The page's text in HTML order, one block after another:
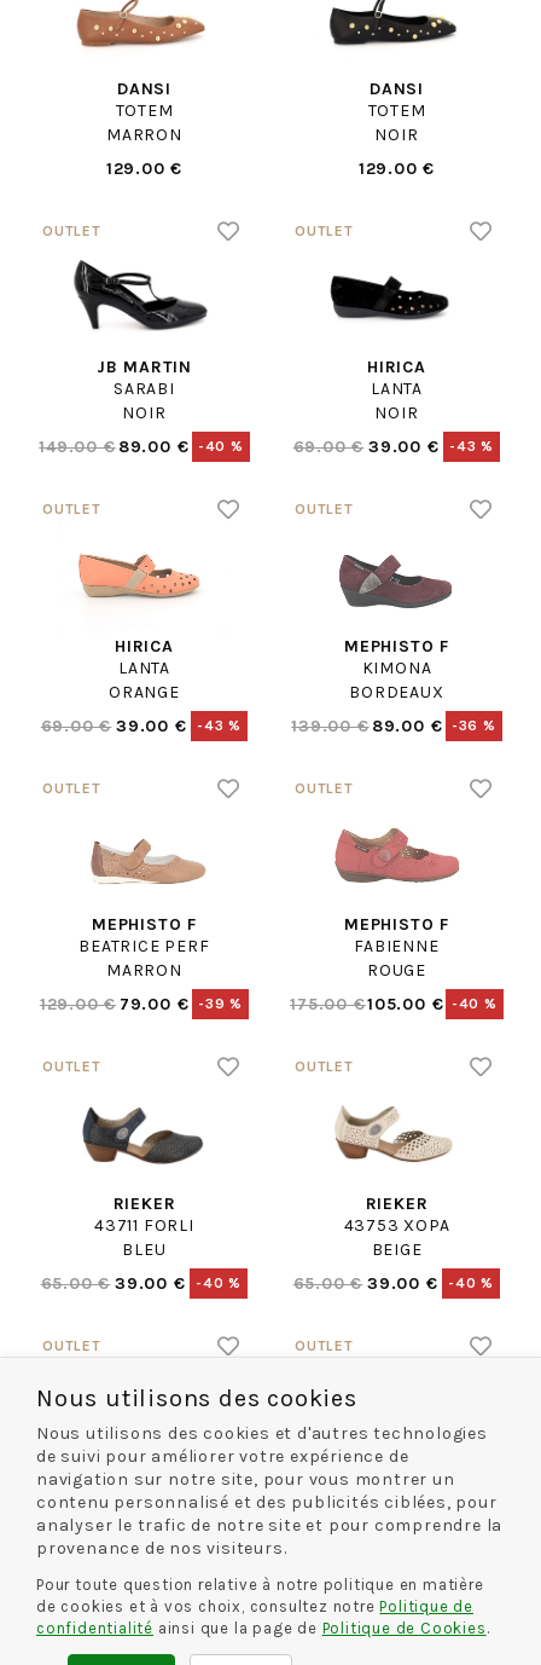
DANSI
TOTEM
MARRON
129.00 €
DANSI
TOTEM
NOIR
129.00 €
JB MARTIN
SARABI
NOIR
149.00 €89.00 € -40 %
HIRICA
LANTA
NOIR
69.00 € 39.00 € -43 %
HIRICA
LANTA
ORANGE
69.00 € 39.00 € -43 %
MEPHISTO F
KIMONA
BORDEAUX
139.00 €89.00 € -36 %
MEPHISTO F
BEATRICE PERF
MARRON
129.00 € 79.00 € -39 %
MEPHISTO F
FABIENNE
ROUGE
175.00 €105.00 € -40 %
RIEKER
43711 FORLI
BLEU
65.00 € 39.00 € -40 %
RIEKER
43753 XOPA
BEIGE
65.00 € 39.00 € -40 %
HIRICA
DELPHINE
NOIR
HIRICA
DELPHINE
NOIR
Nous utilisons des cookies
Nous utilisons des cookies et d'autres technologies
de suivi pour améliorer votre expérience de
navigation sur notre site, pour vous montrer un
contenu personnalisé et des publicités ciblées, pour
analyser le trafic de notre site et pour comprendre la
provenance de nos visiteurs.
Pour toute question relative à notre politique en matière
de cookies et à vos choix, consultez notrePolitique de
confidentialité ainsi que la page de Politique de Cookies .